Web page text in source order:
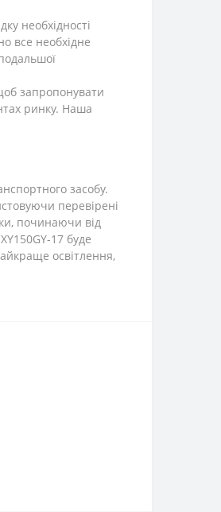
необхідності
все необхідне
запропонувати
ринку. Наша
засобу.
перевірені
починаючи від
17 буде
освітлення,